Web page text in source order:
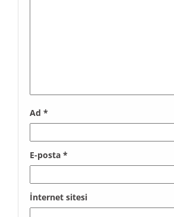
Ad *
E-posta *
İnternet sitesi